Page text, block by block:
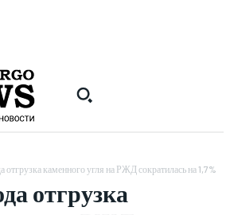
отгрузка каменного угля на РЖД сократилась на 1,7%
отгрузка